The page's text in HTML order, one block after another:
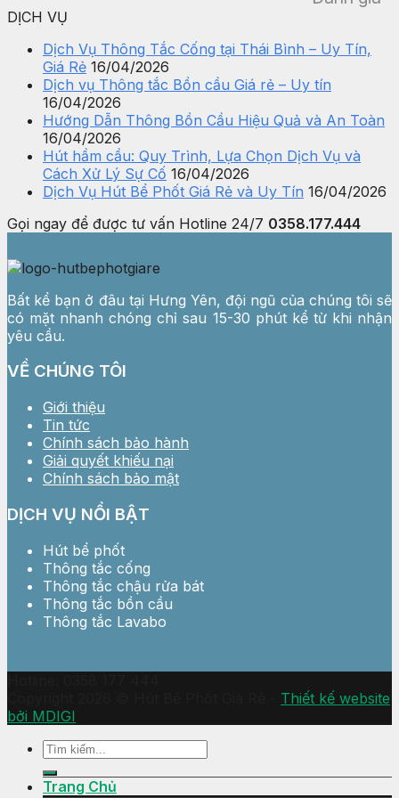
DỊCH VỤ
Dịch Vụ Thông Tắc Cống tại Thái Bình – Uy Tín,
Giá Rẻ 16/04/2026
Dịch vụ Thông tắc Bồn cầu Giá rẻ – Uy tín
16/04/2026
Hướng Dẫn Thông Bồn Cầu Hiệu Quả và An Toàn
16/04/2026
Hút hầm cầu: Quy Trình, Lựa Chọn Dịch Vụ và
Cách Xử Lý Sự Cố 16/04/2026
Dịch Vụ Hút Bể Phốt Giá Rẻ và Uy Tín 16/04/2026
Gọi ngay để được tư vấn Hotline 24/7 0358.177.444
Bất kể bạn ở đâu tại Hưng Yên, đội ngũ của chúng tôi sẽ
có mặt nhanh chóng chỉ sau 15-30 phút kể từ khi nhận
yêu cầu.
VỀ CHÚNG TÔI
Giới thiệu
Tin tức
Chính sách bảo hành
Giải quyết khiếu nại
Chính sách bảo mật
DỊCH VỤ NỔI BẬT
Hút bể phốt
Thông tắc cống
Thông tắc chậu rửa bát
Thông tắc bồn cầu
Thông tắc Lavabo
Thiết kế website
bởi MDIGI
Trang Chủ